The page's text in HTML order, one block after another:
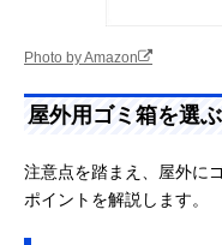
Photo by Amazon
屋外用ゴミ箱を選
注意点を踏まえ、屋外に
ポイントを解説します。